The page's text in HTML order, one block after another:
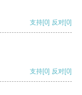
支持[0] 反对[0]
支持[0] 反对[0]